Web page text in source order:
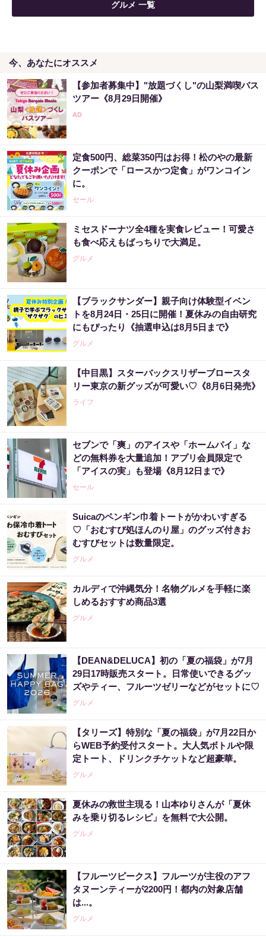
グルメ 一覧
今、あなたにオススメ
【参加者募集中】"放題づくし"の山梨満喫バス
ツアー《8月29日開催》
定食500円、総菜350円はお得！松のやの最新
クーポンで「ロースかつ定食」がワンコイン
に。
セール
ミセスドーナツ全4種を実食レビュー！可愛さ
も食べ応えもばっちりで大満足。
グルメ
【ブラックサンダー】親子向け体験型イベン
トを8月24日・25日に開催！夏休みの自由研究
にもぴったり《抽選申込は8月5日まで》
グルメ
【中目黒】スターバックスリザーブロースタ
リー東京の新グッズが可愛い♡《8月6日発売》
ライフ
セブンで「爽」のアイスや「ホームパイ」な
どの無料券を大量追加！アプリ会員限定で
「アイスの実」も登場《8月12日まで》
セール
Suicaのペンギン巾着トートがかわいすぎる
♡「おむすび処ほんのり屋」のグッズ付きお
むすびセットは数量限定。
グルメ
カルディで沖縄気分！名物グルメを手軽に楽
しめるおすすめ商品3選
グルメ
【DEAN&DELUCA】初の「夏の福袋」が7月
29日17時販売スタート。日常使いできるグッ
ズやティー、フルーツゼリーなどがセットに♡
グルメ
【タリーズ】特別な「夏の福袋」が7月22日か
らWEB予約受付スタート。大人気ボトルや限
定トート、ドリンクチケットなど超豪華。
グルメ
夏休みの救世主現る！山本ゆりさんが「夏休
みを乗り切るレシピ」を無料で大公開。
グルメ
【フルーツピークス】フルーツが主役のアフ
タヌーンティーが2200円！都内の対象店舗
は...。
グルメ